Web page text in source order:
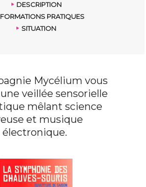
DESCRIPTION
PRATIQUES
SITUATION
Mycélium vous
veillée sensorielle
mêlant science
et musique
électronique.